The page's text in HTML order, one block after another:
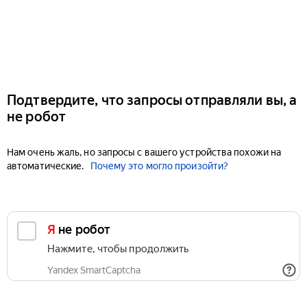
Подтвердите, что запросы отправляли вы, а
не робот
Нам очень жаль, но запросы с вашего устройства похожи на
автоматические.
Почему это могло произойти?
Я не робот
Нажмите, чтобы продолжить
Yandex SmartCaptcha